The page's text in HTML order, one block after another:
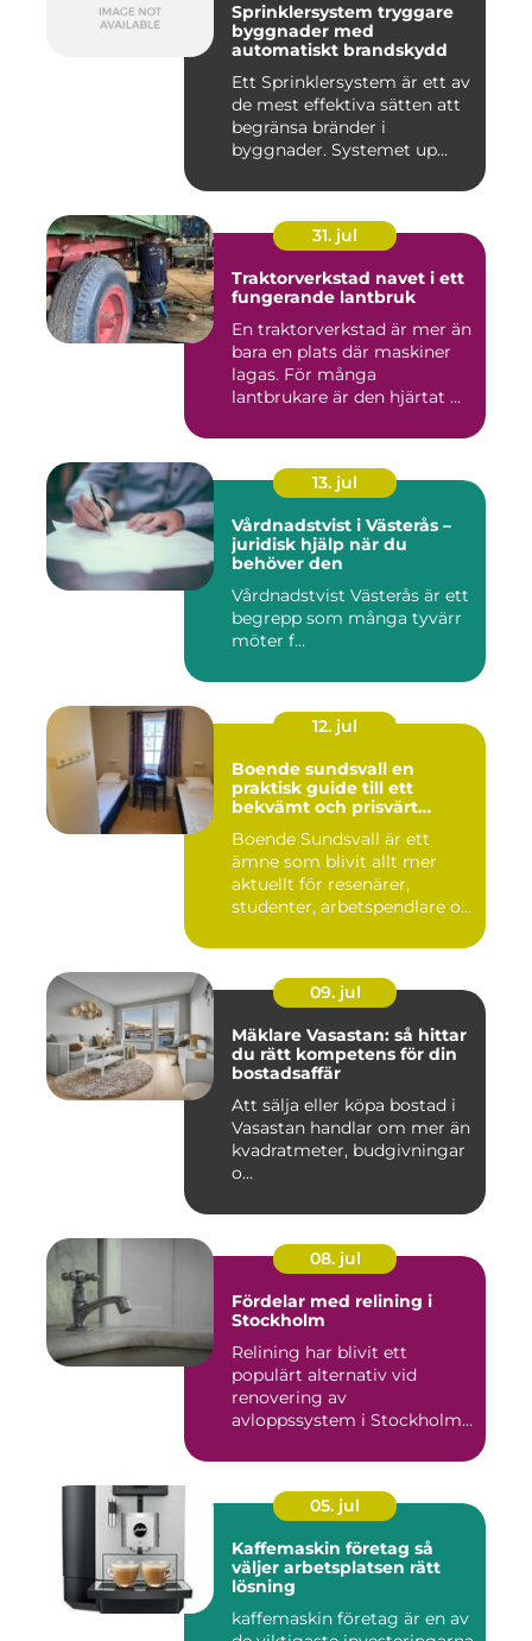
Sprinklersystem tryggare
byggnader med
automatiskt brandskydd
Ett Sprinklersystem är ett av
de mest effektiva sätten att
begränsa bränder i
byggnader. Systemet up...
31. jul
Traktorverkstad navet i ett
fungerande lantbruk
En traktorverkstad är mer än
bara en plats där maskiner
lagas. För många
lantbrukare är den hjärtat ...
13. jul
Vårdnadstvist i Västerås –
juridisk hjälp när du
behöver den
Vårdnadstvist Västerås är ett
begrepp som många tyvärr
möter f...
12. jul
Boende sundsvall en
praktisk guide till ett
bekvämt och prisvärt
Boende Sundsvall är ett
ämne som blivit allt mer
aktuellt för resenärer,
studenter, arbetspendlare o...
09. jul
Mäklare Vasastan: så hittar
du rätt kompetens för din
bostadsaffär
Att sälja eller köpa bostad i
Vasastan handlar om mer än
kvadratmeter, budgivningar
o...
08. jul
Fördelar med relining i
Stockholm
Relining har blivit ett
populärt alternativ vid
renovering av
avloppssystem i Stockholm.
05. jul
Kaffemaskin företag så
väljer arbetsplatsen rätt
lösning
kaffemaskin företag är en av